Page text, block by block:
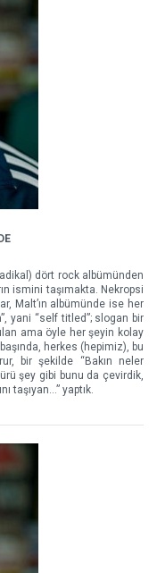
dört rock albümünden
ismini taşımakta. Nekropsi
Malt’ın albümünde ise her
yani “self titled”; slogan bir
ama öyle her şeyin kolay
başında, herkes (hepimiz), bu
bir şekilde “Bakın neler
şey gibi bunu da çevirdik,
taşıyan…” yaptık.